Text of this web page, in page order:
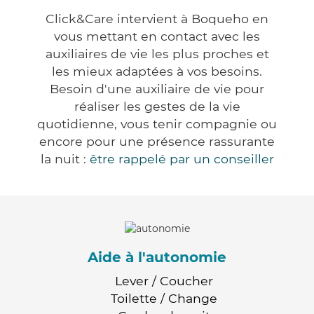
Click&Care intervient à Boqueho en
vous mettant en contact avec les
auxiliaires de vie les plus proches et
les mieux adaptées à vos besoins.
Besoin d'une auxiliaire de vie pour
réaliser les gestes de la vie
quotidienne, vous tenir compagnie ou
encore pour une présence rassurante
la nuit : être rappelé par un conseiller
Aide à l'autonomie
Lever / Coucher
Toilette / Change